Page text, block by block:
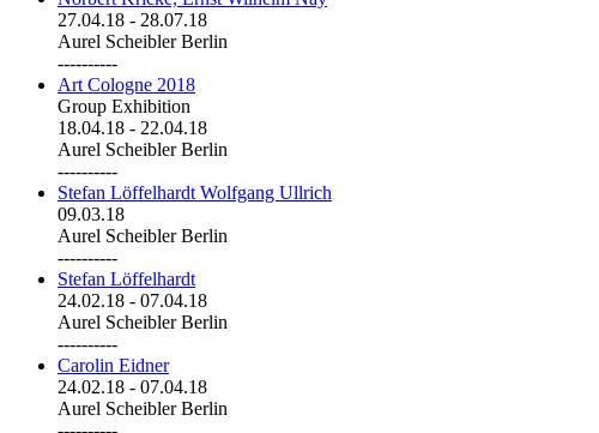
27.04.18 - 28.07.18
Aurel Scheibler Berlin
----------
Art Cologne 2018
Group Exhibition
18.04.18 - 22.04.18
Aurel Scheibler Berlin
----------
Stefan Löffelhardt Wolfgang Ullrich
09.03.18
Aurel Scheibler Berlin
----------
Stefan Löffelhardt
24.02.18 - 07.04.18
Aurel Scheibler Berlin
----------
Carolin Eidner
24.02.18 - 07.04.18
Aurel Scheibler Berlin